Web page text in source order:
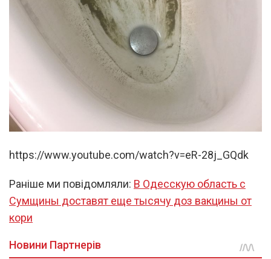
https://www.youtube.com/watch?v=eR-28j_GQdk
Раніше ми повідомляли: В Одесскую область с
Сумщины доставят еще тысячу доз вакцины от
кори